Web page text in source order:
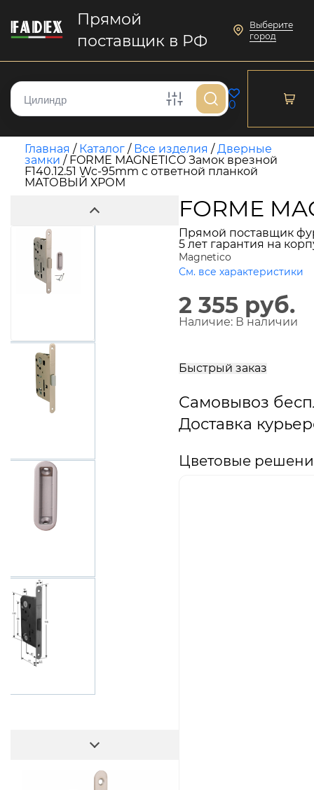
Прямой
поставщик в РФ
Выберите
город
0
Главная / Каталог / Все изделия /Дверные
замки / FORME MAGNETICO Замок врезной
F140.12.51 Wc-95mm с ответной планкой
МАТОВЫЙ ХРОМ
FORME
Прямой поставщик
5 лет гарантия на
Magnetico
См. все характеристики
2 355 руб.
Наличие: В наличии
Быстрый заказ
Самовывоз
Доставка
Цветовые